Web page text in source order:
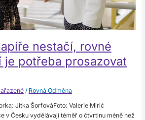
nestačí, rovné
je potřeba prosazovat
/ Rovná Odměna
Jitka ŠorfováFoto: Valerie Mirić
v Česku vydělávají téměř o čtvrtinu méně než